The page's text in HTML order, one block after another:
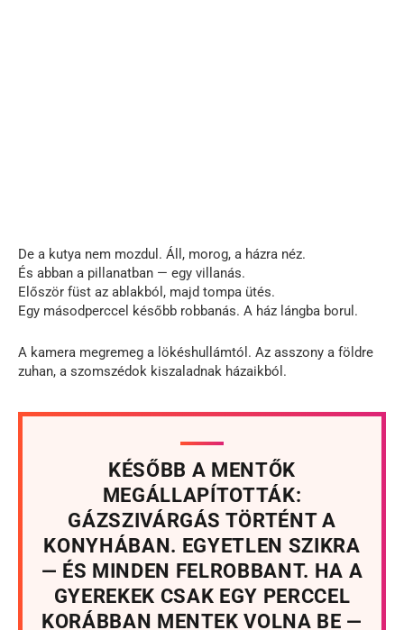
De a kutya nem mozdul. Áll, morog, a házra néz.
És abban a pillanatban — egy villanás.
Először füst az ablakból, majd tompa ütés.
Egy másodperccel később robbanás. A ház lángba borul.
A kamera megremeg a lökéshullámtól. Az asszony a földre
zuhan, a szomszédok kiszaladnak házaikból.
KÉSŐBB A MENTŐK
MEGÁLLAPÍTOTTÁK:
GÁZSZIVÁRGÁS TÖRTÉNT A
KONYHÁBAN. EGYETLEN SZIKRA
— ÉS MINDEN FELROBBANT. HA A
GYEREKEK CSAK EGY PERCCEL
KORÁBBAN MENTEK VOLNA BE —